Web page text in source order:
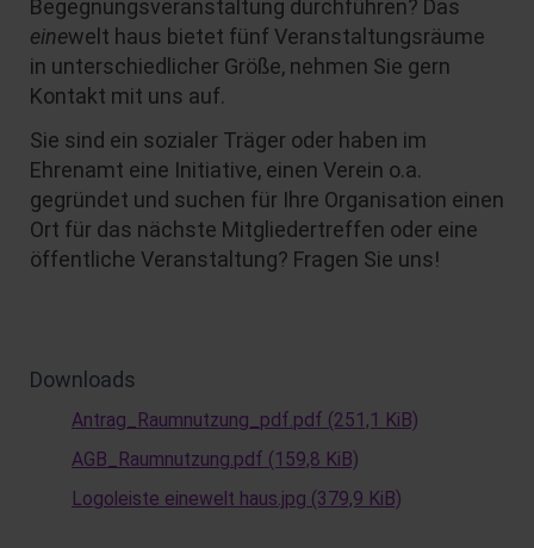
Begegnungsveranstaltung durchführen? Das
einewelt haus bietet fünf Veranstaltungsräume
in unterschiedlicher Größe, nehmen Sie gern
Kontakt mit uns auf.
Sie sind ein sozialer Träger oder haben im
Ehrenamt eine Initiative, einen Verein o.a.
gegründet und suchen für Ihre Organisation einen
Ort für das nächste Mitgliedertreffen oder eine
öffentliche Veranstaltung? Fragen Sie uns!
Downloads
Antrag_Raumnutzung_pdf.pdf (251,1 KiB)
AGB_Raumnutzung.pdf (159,8 KiB)
Logoleiste einewelt haus.jpg (379,9 KiB)